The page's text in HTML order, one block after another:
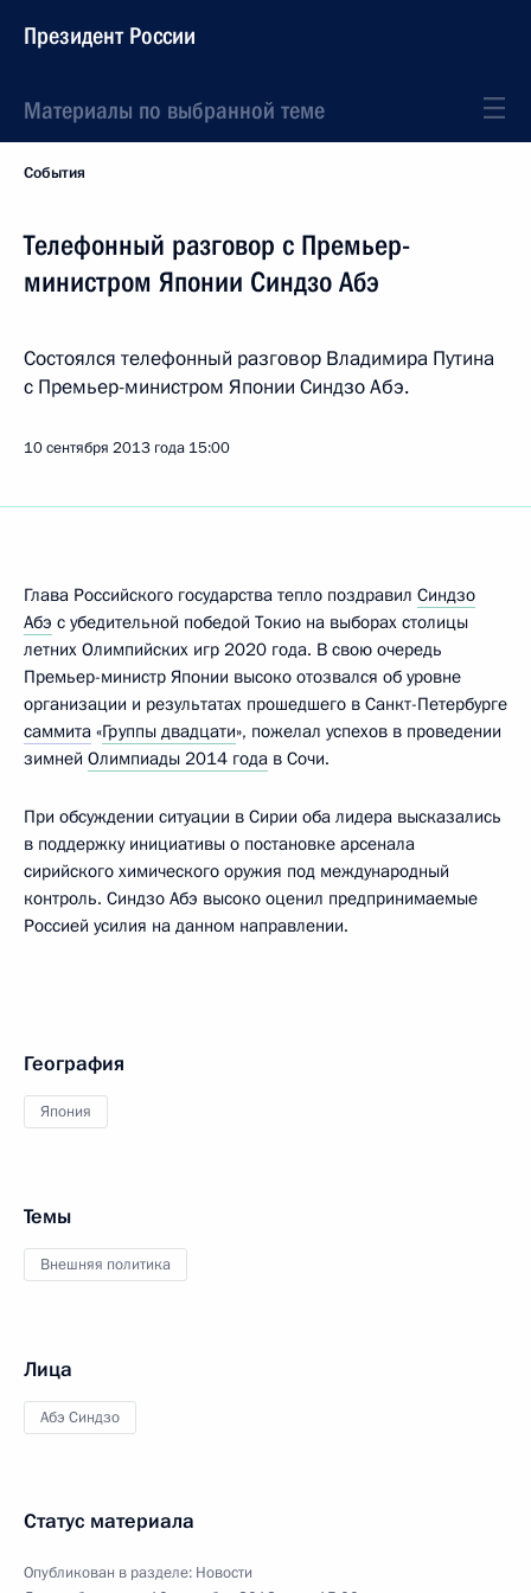
Президент России
Материалы по выбранной теме
События
Телефонный разговор с Премьер-
министром Японии Синдзо Абэ
Состоялся телефонный разговор Владимира Путина
с Премьер-министром Японии Синдзо Абэ.
10 сентября 2013 года 15:00
Глава Российского государства тепло поздравил Синдзо
Абэ с убедительной победой Токио на выборах столицы
летних Олимпийских игр 2020 года. В свою очередь
Премьер-министр Японии высоко отозвался об уровне
организации и результатах прошедшего в Санкт-Петербурге
саммита «Группы двадцати», пожелал успехов в проведении
зимней Олимпиады 2014 года в Сочи.
При обсуждении ситуации в Сирии оба лидера высказались
в поддержку инициативы о постановке арсенала
сирийского химического оружия под международный
контроль. Синдзо Абэ высоко оценил предпринимаемые
Россией усилия на данном направлении.
География
Япония
Темы
Внешняя политика
Лица
Абэ Синдзо
Статус материала
Опубликован в разделе: Новости